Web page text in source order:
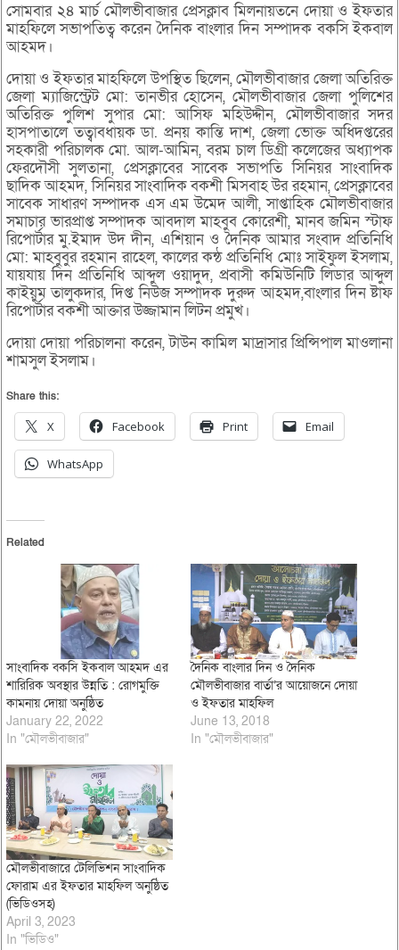
সোমবার ২৪ মার্চ মৌলভীবাজার প্রেসক্লাব মিলনায়তনে দোয়া ও ইফতার
মাহফিলে সভাপতিত্ব করেন দৈনিক বাংলার দিন সম্পাদক বকসি ইকবাল
আহমদ।
দোয়া ও ইফতার মাহফিলে উপস্থিত ছিলেন, মৌলভীবাজার জেলা অতিরিক্ত
জেলা ম্যাজিস্ট্রেট মো: তানভীর হোসেন, মৌলভীবাজার জেলা পুলিশের
অতিরিক্ত পুলিশ সুপার মো: আসিফ মহিউদ্দীন, মৌলভীবাজার সদর
হাসপাতালে তত্বাবধায়ক ডা. প্রনয় কান্তি দাশ, জেলা ভোক্ত অধিদপ্তরের
সহকারী পরিচালক মো. আল-আমিন, বরম চাল ডিগ্রী কলেজের অধ্যাপক
ফেরদৌসী সুলতানা, প্রেসক্লাবের সাবেক সভাপতি সিনিয়র সাংবাদিক
ছাদিক আহমদ, সিনিয়র সাংবাদিক বকশী মিসবাহ উর রহমান, প্রেসক্লাবের
সাবেক সাধারণ সম্পাদক এস এম উমেদ আলী, সাপ্তাহিক মৌলভীবাজার
সমাচার ভারপ্রাপ্ত সম্পাদক আবদাল মাহবুব কোরেশী, মানব জমিন স্টাফ
রিপোর্টার মু.ইমাদ উদ দীন, এশিয়ান ও দৈনিক আমার সংবাদ প্রতিনিধি
মো: মাহবুবুর রহমান রাহেল, কালের কন্ঠ প্রতিনিধি মোঃ সাইফুল ইসলাম,
যায়যায় দিন প্রতিনিধি আব্দুল ওয়াদুদ, প্রবাসী কমিউনিটি লিডার আব্দুল
কাইয়ুম তালুকদার, দিপ্ত নিউজ সম্পাদক দুরুদ আহমদ,বাংলার দিন ষ্টাফ
রিপোর্টার বকশী আক্তার উজ্জামান লিটন প্রমুখ।
দোয়া দোয়া পরিচালনা করেন, টাউন কামিল মাদ্রাসার প্রিন্সিপাল মাওলানা
শামসুল ইসলাম।
Share this:
X Facebook Print Email
WhatsApp
Related
সাংবাদিক বকসি ইকবাল আহমদ এর
শারিরিক অবস্থার উন্নতি : রোগমুক্তি
কামনায় দোয়া অনুষ্ঠিত
January 22, 2022
In "মৌলভীবাজার"
দৈনিক বাংলার দিন ও দৈনিক
মৌলভীবাজার বার্তা’র আয়োজনে দোয়া
ও ইফতার মাহফিল
June 13, 2018
In "মৌলভীবাজার"
মৌলভীবাজারে টেলিভিশন সাংবাদিক
ফোরাম এর ইফতার মাহফিল অনুষ্ঠিত
(ভিডিওসহ)
April 3, 2023
In "ভিডিও"